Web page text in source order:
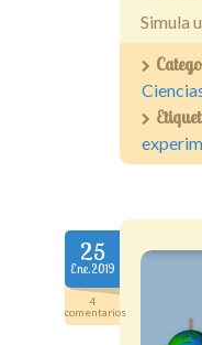
Simula
25
Ene.2019
4
comentarios